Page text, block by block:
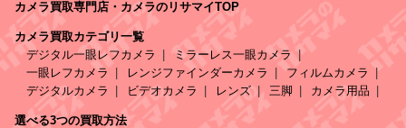
カメラ買取専門店・カメラのリサマイTOP
カメラ買取カテゴリ一覧
デジタル一眼レフカメラ
ミラーレス一眼カメラ
一眼レフカメラ
レンジファインダーカメラ
フィルムカメラ
デジタルカメラ
ビデオカメラ レンズ 三脚 カメラ用品
選べる3つの買取方法